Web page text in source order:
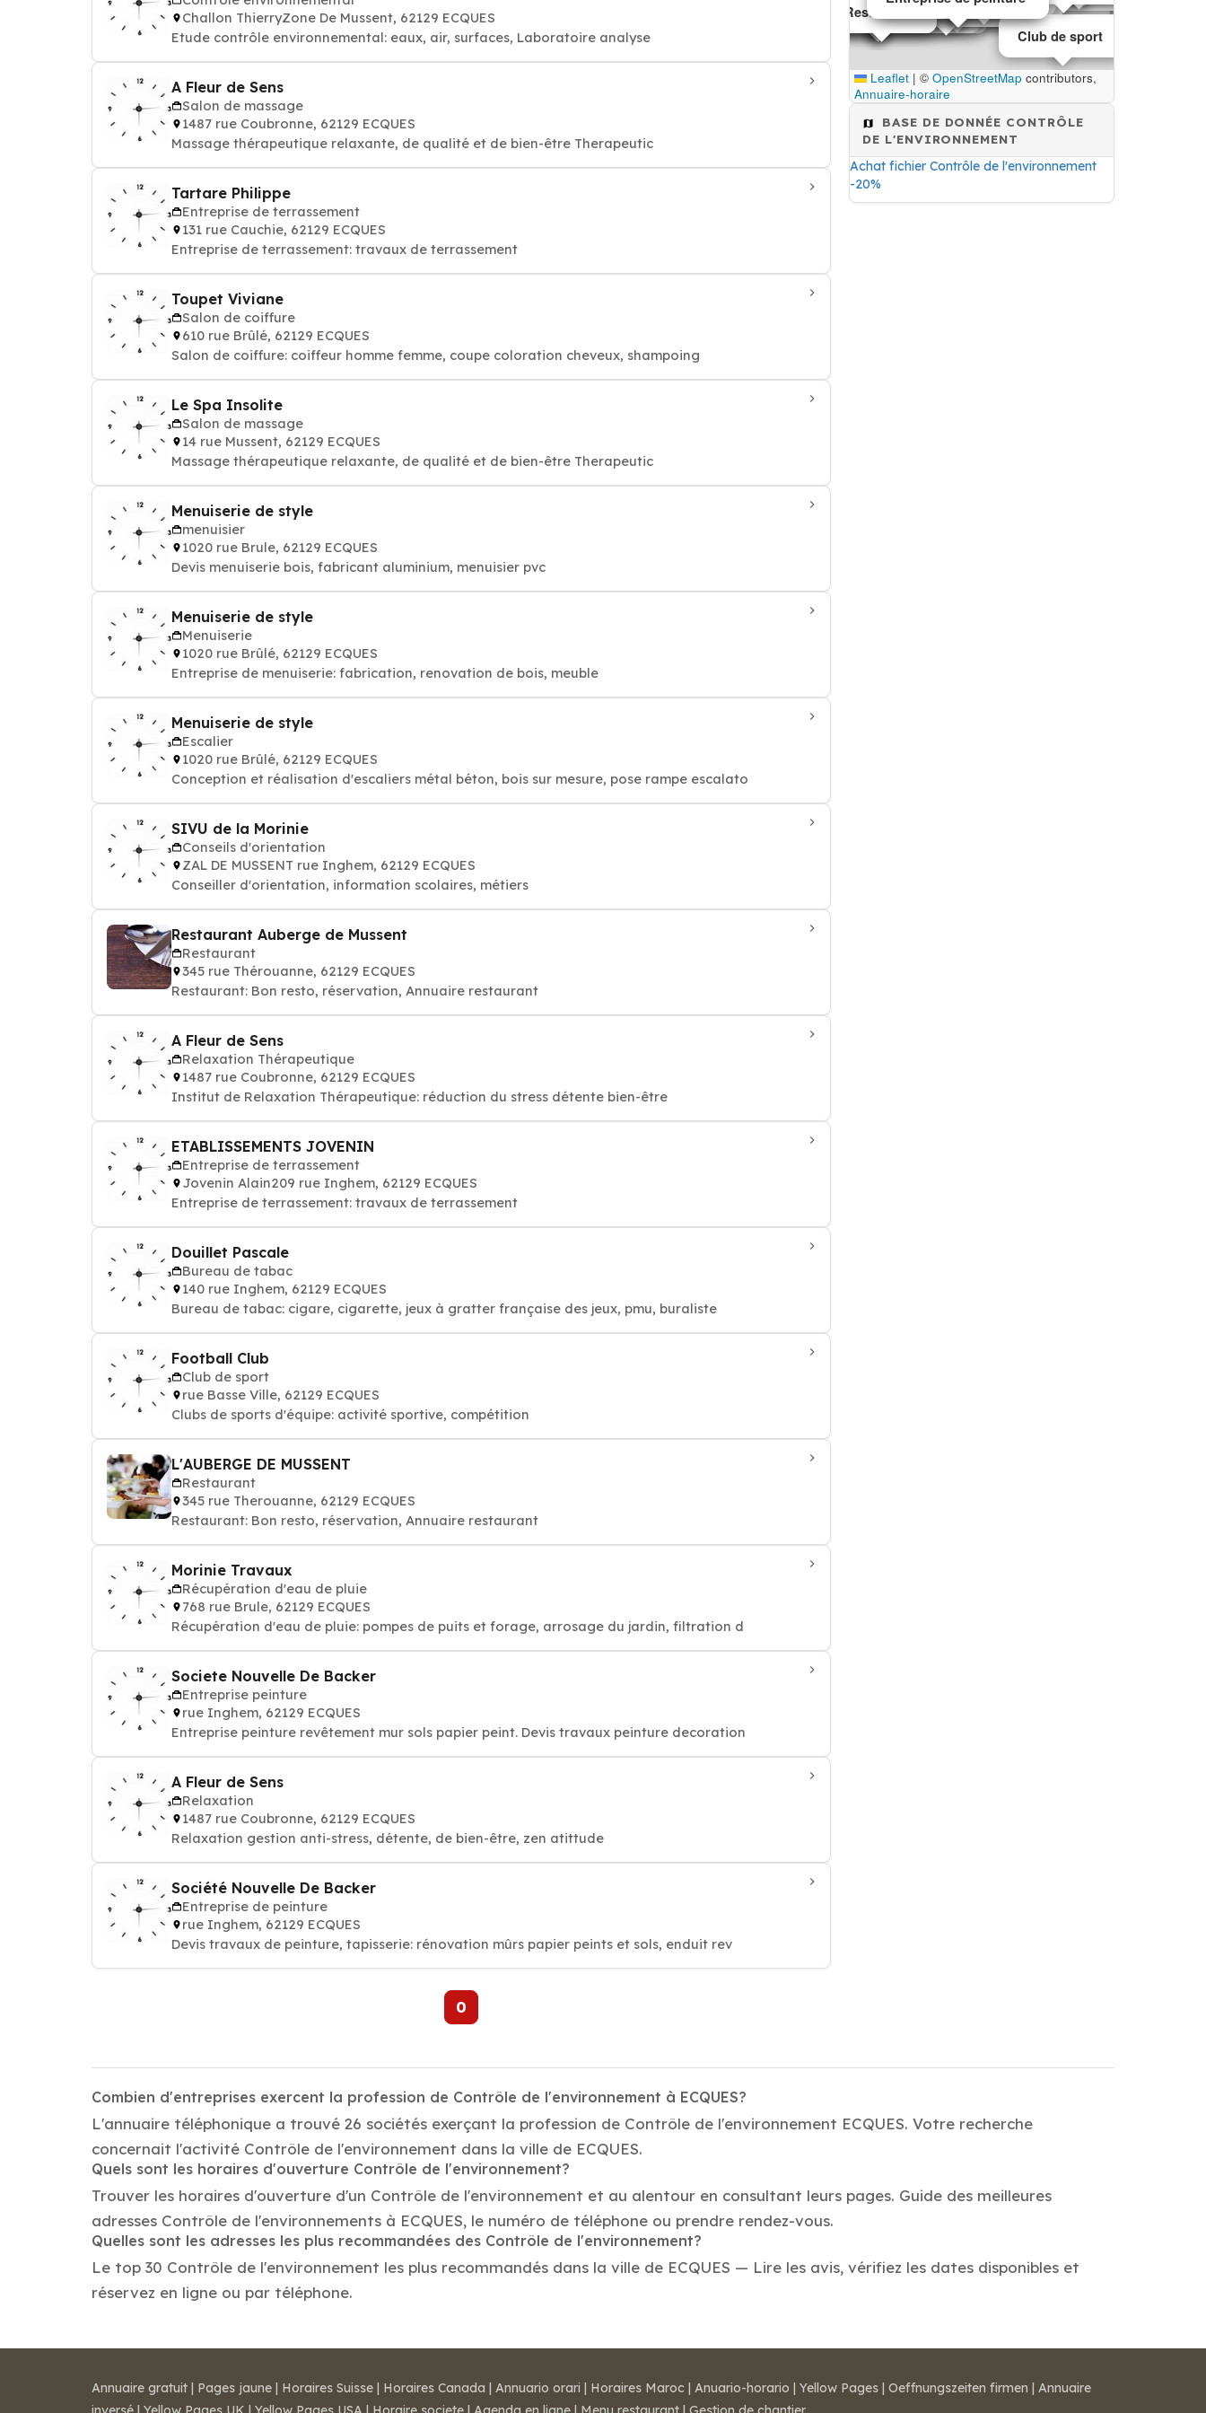
Challon ThierryZone De Mussent, 62129 ECQUES
Etude contrôle environnemental: eaux, air, surfaces, Laboratoire analyse
A Fleur de Sens
Salon de massage
1487 rue Coubronne, 62129 ECQUES
Massage thérapeutique relaxante, de qualité et de bien-être Therapeutic
Tartare Philippe
Entreprise de terrassement
131 rue Cauchie, 62129 ECQUES
Entreprise de terrassement: travaux de terrassement
Toupet Viviane
Salon de coiffure
610 rue Brûlé, 62129 ECQUES
Salon de coiffure: coiffeur homme femme, coupe coloration cheveux, shampoing
Le Spa Insolite
Salon de massage
14 rue Mussent, 62129 ECQUES
Massage thérapeutique relaxante, de qualité et de bien-être Therapeutic
Menuiserie de style
menuisier
1020 rue Brule, 62129 ECQUES
Devis menuiserie bois, fabricant aluminium, menuisier pvc
Menuiserie de style
Menuiserie
1020 rue Brûlé, 62129 ECQUES
Entreprise de menuiserie: fabrication, renovation de bois, meuble
Menuiserie de style
Escalier
1020 rue Brûlé, 62129 ECQUES
Conception et réalisation d'escaliers métal béton, bois sur mesure, pose rampe escalato
SIVU de la Morinie
Conseils d'orientation
ZAL DE MUSSENT rue Inghem, 62129 ECQUES
Conseiller d'orientation, information scolaires, métiers
Restaurant Auberge de Mussent
Restaurant
345 rue Thérouanne, 62129 ECQUES
Restaurant: Bon resto, réservation, Annuaire restaurant
A Fleur de Sens
Relaxation Thérapeutique
1487 rue Coubronne, 62129 ECQUES
Institut de Relaxation Thérapeutique: réduction du stress détente bien-être
ETABLISSEMENTS JOVENIN
Entreprise de terrassement
Jovenin Alain209 rue Inghem, 62129 ECQUES
Entreprise de terrassement: travaux de terrassement
Douillet Pascale
Bureau de tabac
140 rue Inghem, 62129 ECQUES
Bureau de tabac: cigare, cigarette, jeux à gratter française des jeux, pmu, buraliste
Football Club
Club de sport
rue Basse Ville, 62129 ECQUES
Clubs de sports d'équipe: activité sportive, compétition
L'AUBERGE DE MUSSENT
Restaurant
345 rue Therouanne, 62129 ECQUES
Restaurant: Bon resto, réservation, Annuaire restaurant
Morinie Travaux
Récupération d'eau de pluie
768 rue Brule, 62129 ECQUES
Récupération d'eau de pluie: pompes de puits et forage, arrosage du jardin, filtration d
Societe Nouvelle De Backer
Entreprise peinture
rue Inghem, 62129 ECQUES
Entreprise peinture revêtement mur sols papier peint. Devis travaux peinture decoration
A Fleur de Sens
Relaxation
1487 rue Coubronne, 62129 ECQUES
Relaxation gestion anti-stress, détente, de bien-être, zen atittude
Société Nouvelle De Backer
Entreprise de peinture
rue Inghem, 62129 ECQUES
Devis travaux de peinture, tapisserie: rénovation mûrs papier peints et sols, enduit rev
0
Contrôle de l'environnement
Contrôle environnementalConseils d'orientation
Restaurant
Club de sport
Restaurant
Leaflet | © OpenStreetMap contributors,
Annuaire-horaire
BASE DE DONNÉE CONTRÔLE
DE L'ENVIRONNEMENT
Achat fichier Contrôle de l'environnement
-20%
Combien d'entreprises exercent la profession de Contrôle de l'environnement à ECQUES?
L'annuaire téléphonique a trouvé 26 sociétés exerçant la profession de Contrôle de l'environnement ECQUES. Votre recherche
concernait l'activité Contrôle de l'environnement dans la ville de ECQUES.
Quels sont les horaires d'ouverture Contrôle de l'environnement?
Trouver les horaires d'ouverture d'un Contrôle de l'environnement et au alentour en consultant leurs pages. Guide des meilleures
adresses Contrôle de l'environnements à ECQUES, le numéro de téléphone ou prendre rendez-vous.
Quelles sont les adresses les plus recommandées des Contrôle de l'environnement?
Le top 30 Contrôle de l'environnement les plus recommandés dans la ville de ECQUES — Lire les avis, vérifiez les dates disponibles et
réservez en ligne ou par téléphone.
Annuaire gratuit | Pages jaune | Horaires Suisse | Horaires Canada | Annuario orari | Horaires Maroc | Anuario-horario | Yellow Pages | Oeffnungszeiten firmen | Annuaire